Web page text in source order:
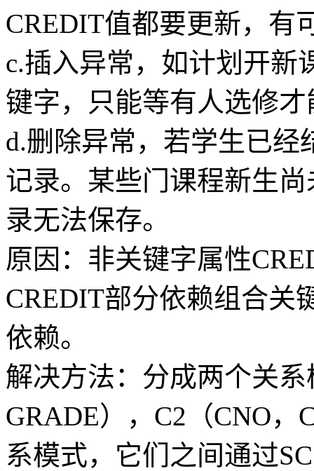
CREDIT值都要更新，有
c.插入异常，如计划开新
键字，只能等有人选修
d.删除异常，若学生已
记录。某些门课程新生
录无法保存。
原因：非关键字属性
CREDIT部分依赖组合关
依赖。
解决方法：分成两个关系
GRADE），C2（CNO
系模式，它们之间通过